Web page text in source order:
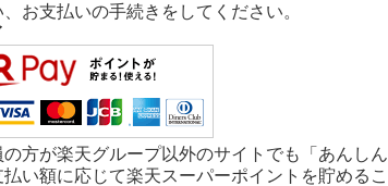
お支払いの手続きをしてください。
の方が楽天グループ以外のサイトでも「あんし
い額に応じて楽天スーパーポイントを貯める